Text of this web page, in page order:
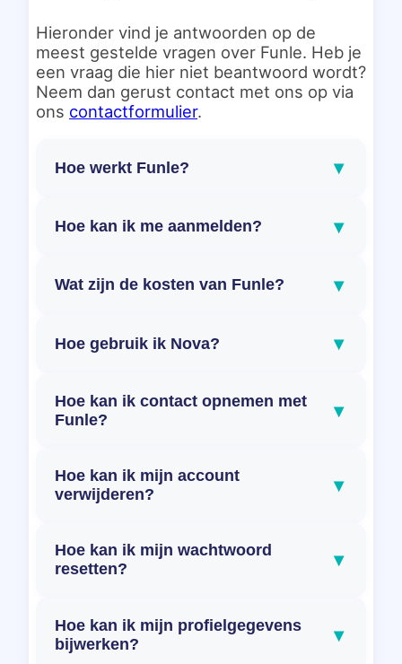
Hieronder vind je antwoorden op de
meest gestelde vragen over Funle. Heb je
een vraag die hier niet beantwoord wordt?
Neem dan gerust contact met ons op via
ons contactformulier.
Hoe werkt Funle? ▾
Hoe kan ik me aanmelden? ▾
Wat zijn de kosten van Funle? ▾
Hoe gebruik ik Nova? ▾
Hoe kan ik contact opnemen met
Funle?
▾
Hoe kan ik mijn account
verwijderen?
▾
Hoe kan ik mijn wachtwoord
resetten?
▾
Hoe kan ik mijn profielgegevens
bijwerken?
▾